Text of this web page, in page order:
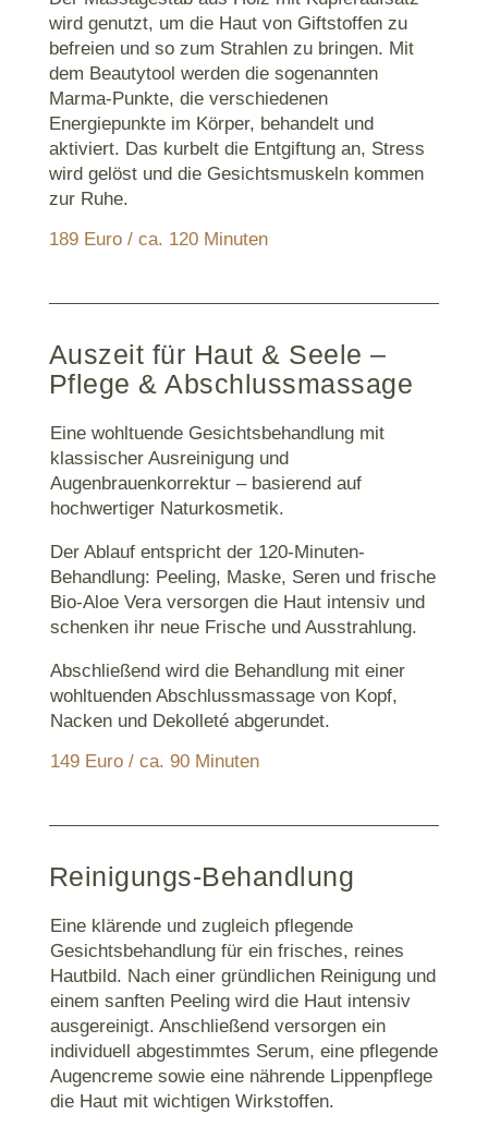
wird genutzt, um die Haut von Giftstoffen zu
befreien und so zum Strahlen zu bringen. Mit
dem Beautytool werden die sogenannten
Marma-Punkte, die verschiedenen
Energiepunkte im Körper, behandelt und
aktiviert. Das kurbelt die Entgiftung an, Stress
wird gelöst und die Gesichtsmuskeln kommen
zur Ruhe.
189 Euro / ca. 120 Minuten
Auszeit für Haut & Seele –
Pflege & Abschlussmassage
Eine wohltuende Gesichtsbehandlung mit
klassischer Ausreinigung und
Augenbrauenkorrektur – basierend auf
hochwertiger Naturkosmetik.
Der Ablauf entspricht der 120-Minuten-
Behandlung: Peeling, Maske, Seren und frische
Bio-Aloe Vera versorgen die Haut intensiv und
schenken ihr neue Frische und Ausstrahlung.
Abschließend wird die Behandlung mit einer
wohltuenden Abschlussmassage von Kopf,
Nacken und Dekolleté abgerundet.
149 Euro / ca. 90 Minuten
Reinigungs-Behandlung
Eine klärende und zugleich pflegende
Gesichtsbehandlung für ein frisches, reines
Hautbild. Nach einer gründlichen Reinigung und
einem sanften Peeling wird die Haut intensiv
ausgereinigt. Anschließend versorgen ein
individuell abgestimmtes Serum, eine pflegende
Augencreme sowie eine nährende Lippenpflege
die Haut mit wichtigen Wirkstoffen.